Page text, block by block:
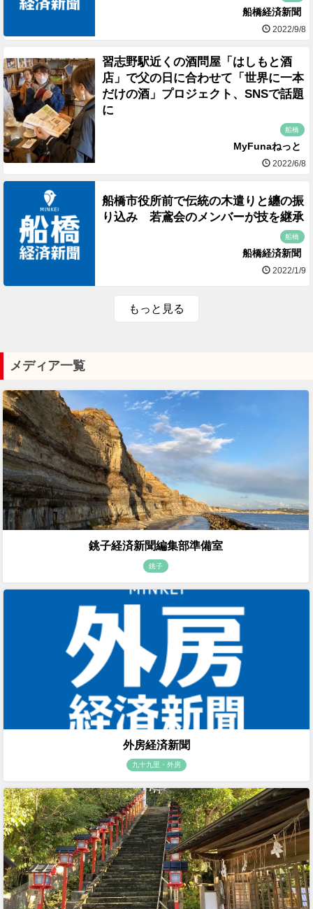
船橋経済新聞
2022/9/8
習志野駅近くの酒問屋「はしもと酒
店」で父の日に合わせて「世界に一本
だけの酒」プロジェクト、SNSで話題
に
船橋
MyFunaねっと
2022/6/8
船橋市役所前で伝統の木遣りと纏の振
り込み 若鳶会のメンバーが技を継承
船橋
船橋経済新聞
2022/1/9
もっと見る
メディア一覧
銚子経済新聞編集部準備室
銚子
外房経済新聞
九十九里・外房